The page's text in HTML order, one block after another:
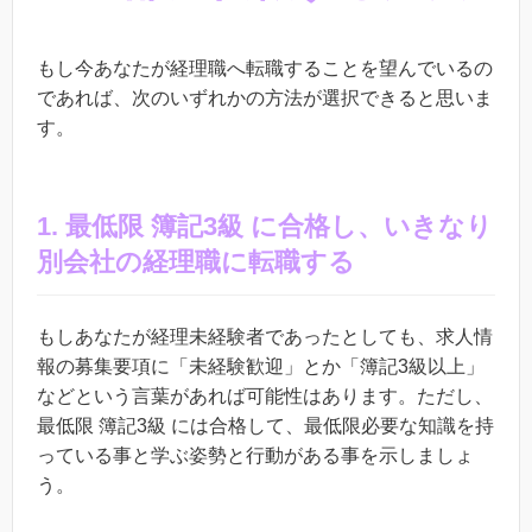
もし今あなたが経理職へ転職することを望んでいるの
であれば、次のいずれかの方法が選択できると思いま
す。
1. 最低限 簿記3級 に合格し、いきなり
別会社の経理職に転職する
もしあなたが経理未経験者であったとしても、求人情
報の募集要項に「未経験歓迎」とか「簿記3級以上」
などという言葉があれば可能性はあります。ただし、
最低限 簿記3級 には合格して、最低限必要な知識を持
っている事と学ぶ姿勢と行動がある事を示しましょ
う。